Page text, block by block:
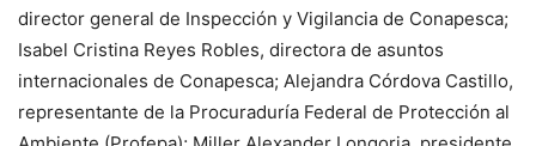
director general de Inspección y Vigilancia de Conapesca;
Isabel Cristina Reyes Robles, directora de asuntos
internacionales de Conapesca; Alejandra Córdova Castillo,
representante de la Procuraduría Federal de Protección al